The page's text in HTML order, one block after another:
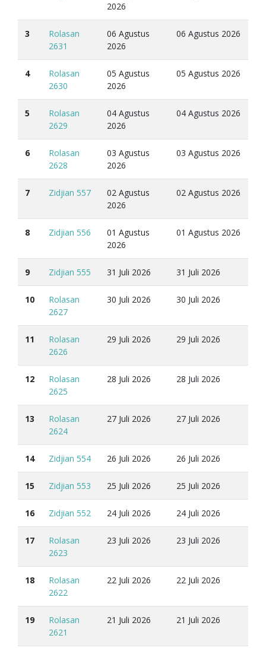
2026
3
Rolasan
2631
06 Agustus
2026
06 Agustus 2026
4
Rolasan
2630
05 Agustus
2026
05 Agustus 2026
5
Rolasan
2629
04 Agustus
2026
04 Agustus 2026
6
Rolasan
2628
03 Agustus
2026
03 Agustus 2026
7 Zidjian 557
02 Agustus
2026
02 Agustus 2026
8 Zidjian 556
01 Agustus
2026
01 Agustus 2026
9 Zidjian 555 31 Juli 2026 31 Juli 2026
10
Rolasan
2627
30 Juli 2026 30 Juli 2026
11
Rolasan
2626
29 Juli 2026 29 Juli 2026
12
Rolasan
2625
28 Juli 2026 28 Juli 2026
13
Rolasan
2624
27 Juli 2026 27 Juli 2026
14 Zidjian 554 26 Juli 2026 26 Juli 2026
15 Zidjian 553 25 Juli 2026 25 Juli 2026
16 Zidjian 552 24 Juli 2026 24 Juli 2026
17
Rolasan
2623
23 Juli 2026 23 Juli 2026
18
Rolasan
2622
22 Juli 2026 22 Juli 2026
19
Rolasan
2621
21 Juli 2026 21 Juli 2026